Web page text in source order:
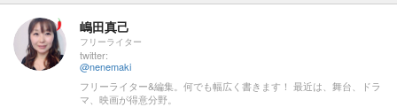
嶋田真己
フリーライター
twitter:
@nenemaki
フリーライター&編集。何でも幅広く書きます！ 最近は、舞台、ドラ
マ、映画が得意分野。